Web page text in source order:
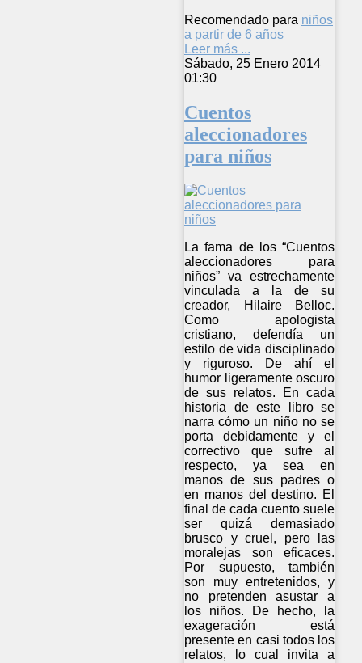
Recomendado para niños
a partir de 6 años
Leer más ...
Sábado, 25 Enero 2014
01:30
Cuentos
aleccionadores
para niños
La fama de los “Cuentos
aleccionadores para
niños” va estrechamente
vinculada a la de su
creador, Hilaire Belloc.
Como apologista
cristiano, defendía un
estilo de vida disciplinado
y riguroso. De ahí el
humor ligeramente oscuro
de sus relatos. En cada
historia de este libro se
narra cómo un niño no se
porta debidamente y el
correctivo que sufre al
respecto, ya sea en
manos de sus padres o
en manos del destino. El
final de cada cuento suele
ser quizá demasiado
brusco y cruel, pero las
moralejas son eficaces.
Por supuesto, también
son muy entretenidos, y
no pretenden asustar a
los niños. De hecho, la
exageración está
presente en casi todos los
relatos, lo cual invita a